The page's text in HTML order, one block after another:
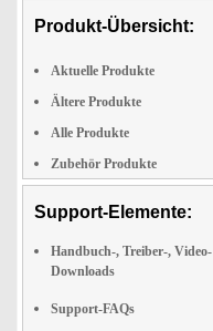
Produkt-Übersicht:
Aktuelle Produkte
Ältere Produkte
Alle Produkte
Zubehör Produkte
Support-Elemente:
Handbuch-, Treiber-, Video-
Downloads
Support-FAQs